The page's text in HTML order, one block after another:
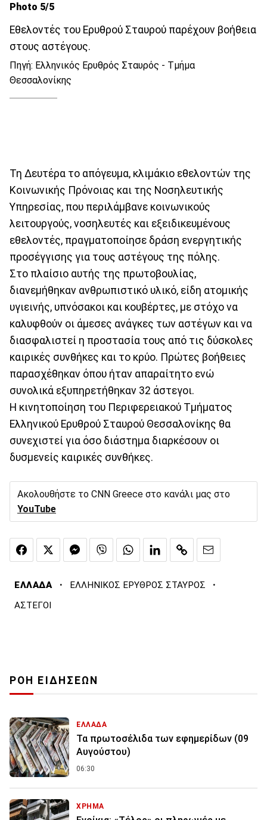
Photo 5/5
Εθελοντές του Ερυθρού Σταυρού παρέχουν βοήθεια
στους αστέγους.
Πηγή: Ελληνικός Ερυθρός Σταυρός - Τμήμα
Θεσσαλονίκης
Τη Δευτέρα το απόγευμα, κλιμάκιο εθελοντών της
Κοινωνικής Πρόνοιας και της Νοσηλευτικής
Υπηρεσίας, που περιλάμβανε κοινωνικούς
λειτουργούς, νοσηλευτές και εξειδικευμένους
εθελοντές, πραγματοποίησε δράση ενεργητικής
προσέγγισης για τους αστέγους της πόλης.
Στο πλαίσιο αυτής της πρωτοβουλίας,
διανεμήθηκαν ανθρωπιστικό υλικό, είδη ατομικής
υγιεινής, υπνόσακοι και κουβέρτες, με στόχο να
καλυφθούν οι άμεσες ανάγκες των αστέγων και να
διασφαλιστεί η προστασία τους από τις δύσκολες
καιρικές συνθήκες και το κρύο. Πρώτες βοήθειες
παρασχέθηκαν όπου ήταν απαραίτητο ενώ
συνολικά εξυπηρετήθηκαν 32 άστεγοι.
Η κινητοποίηση του Περιφερειακού Τμήματος
Ελληνικού Ερυθρού Σταυρού Θεσσαλονίκης θα
συνεχιστεί για όσο διάστημα διαρκέσουν οι
δυσμενείς καιρικές συνθήκες.
Ακολουθήστε το CNN Greece στο κανάλι μας στο
YouTube
ΕΛΛΑΔΑ · ΕΛΛΗΝΙΚΟΣ ΕΡΥΘΡΟΣ ΣΤΑΥΡΟΣ ·
ΑΣΤΕΓΟΙ
ΡΟΗ ΕΙΔΗΣΕΩΝ
ΕΛΛΑΔΑ
Τα πρωτοσέλιδα των εφημερίδων (09
Αυγούστου)
06:30
ΧΡΗΜΑ